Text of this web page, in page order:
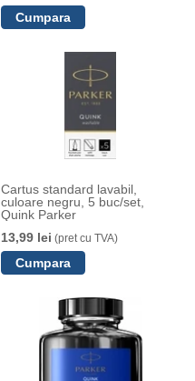
Cartus standard lavabil,
culoare negru, 5 buc/set,
Quink Parker
13,99 lei (pret cu TVA)